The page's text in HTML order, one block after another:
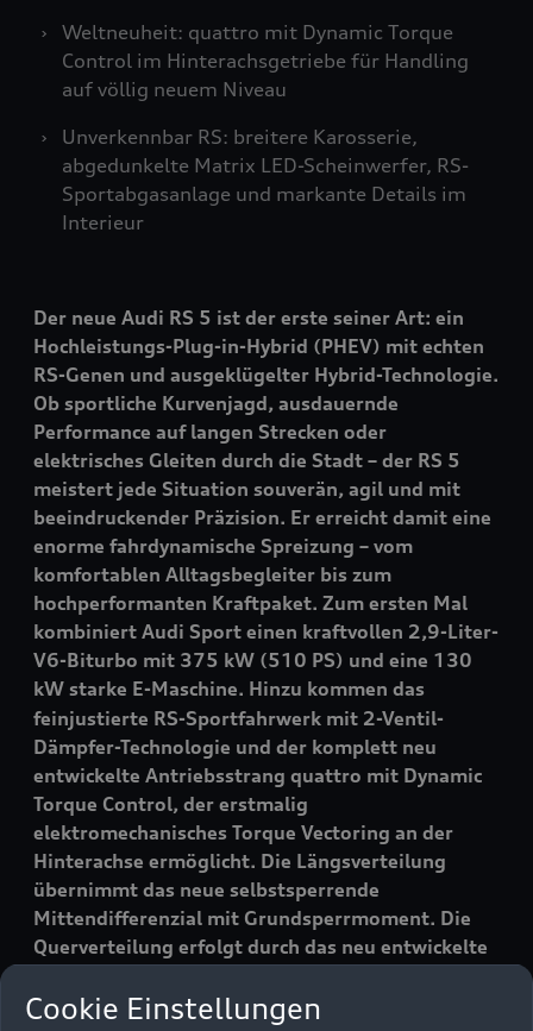
Weltneuheit: quattro mit Dynamic Torque
Control im Hinterachsgetriebe für Handling
auf völlig neuem Niveau
Unverkennbar RS: breitere Karosserie,
abgedunkelte Matrix LED-Scheinwerfer, RS-
Sportabgasanlage und markante Details im
Interieur
Der neue Audi RS 5 ist der erste seiner Art: ein
Hochleistungs-Plug-in-Hybrid (PHEV) mit echten
RS-Genen und ausgeklügelter Hybrid-Technologie.
Ob sportliche Kurvenjagd, ausdauernde
Performance auf langen Strecken oder
elektrisches Gleiten durch die Stadt – der RS 5
meistert jede Situation souverän, agil und mit
beeindruckender Präzision. Er erreicht damit eine
enorme fahrdynamische Spreizung – vom
komfortablen Alltagsbegleiter bis zum
hochperformanten Kraftpaket. Zum ersten Mal
kombiniert Audi Sport einen kraftvollen 2,9-Liter-
V6-Biturbo mit 375 kW (510 PS) und eine 130
kW starke E-Maschine. Hinzu kommen das
feinjustierte RS-Sportfahrwerk mit 2-Ventil-
Dämpfer-Technologie und der komplett neu
entwickelte Antriebsstrang quattro mit Dynamic
Torque Control, der erstmalig
elektromechanisches Torque Vectoring an der
Hinterachse ermöglicht. Die Längsverteilung
übernimmt das neue selbstsperrende
Mittendifferenzial mit Grundsperrmoment. Die
Querverteilung erfolgt durch das neu entwickelte
und zielgenau zwischen den Hinterrädern verteilt.
Cookie Einstellungen